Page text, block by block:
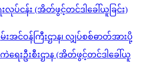
ပ်ငန်း (အိတ်ဖွင့်တင်ဒါခေါ်ယူခြင်း)
းအင်ဝန်ကြီးဌာန၊ လျှပ်စစ်ဓာတ်အားပို့
ေးဦးစီးဌာန (အိတ်ဖွင့်တင်ဒါခေါ်ယူ